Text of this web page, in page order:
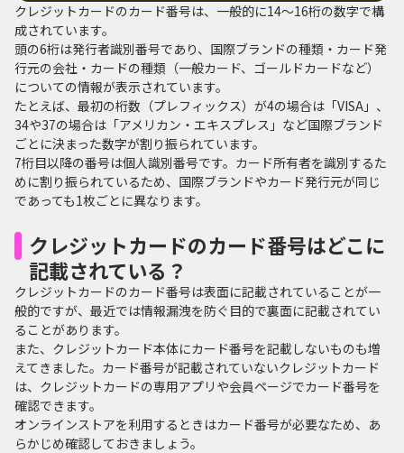
クレジットカードのカード番号は、一般的に14〜16桁の数字で構
成されています。
頭の6桁は発行者識別番号であり、国際ブランドの種類・カード発
行元の会社・カードの種類（一般カード、ゴールドカードなど）
についての情報が表示されています。
たとえば、最初の桁数（プレフィックス）が4の場合は「VISA」、
34や37の場合は「アメリカン・エキスプレス」など国際ブランド
ごとに決まった数字が割り振られています。
7桁目以降の番号は個人識別番号です。カード所有者を識別するた
めに割り振られているため、国際ブランドやカード発行元が同じ
であっても1枚ごとに異なります。
クレジットカードのカード番号はどこに
記載されている？
クレジットカードのカード番号は表面に記載されていることが一
般的ですが、最近では情報漏洩を防ぐ目的で裏面に記載されてい
ることがあります。
また、クレジットカード本体にカード番号を記載しないものも増
えてきました。カード番号が記載されていないクレジットカード
は、クレジットカードの専用アプリや会員ページでカード番号を
確認できます。
オンラインストアを利用するときはカード番号が必要なため、あ
らかじめ確認しておきましょう。